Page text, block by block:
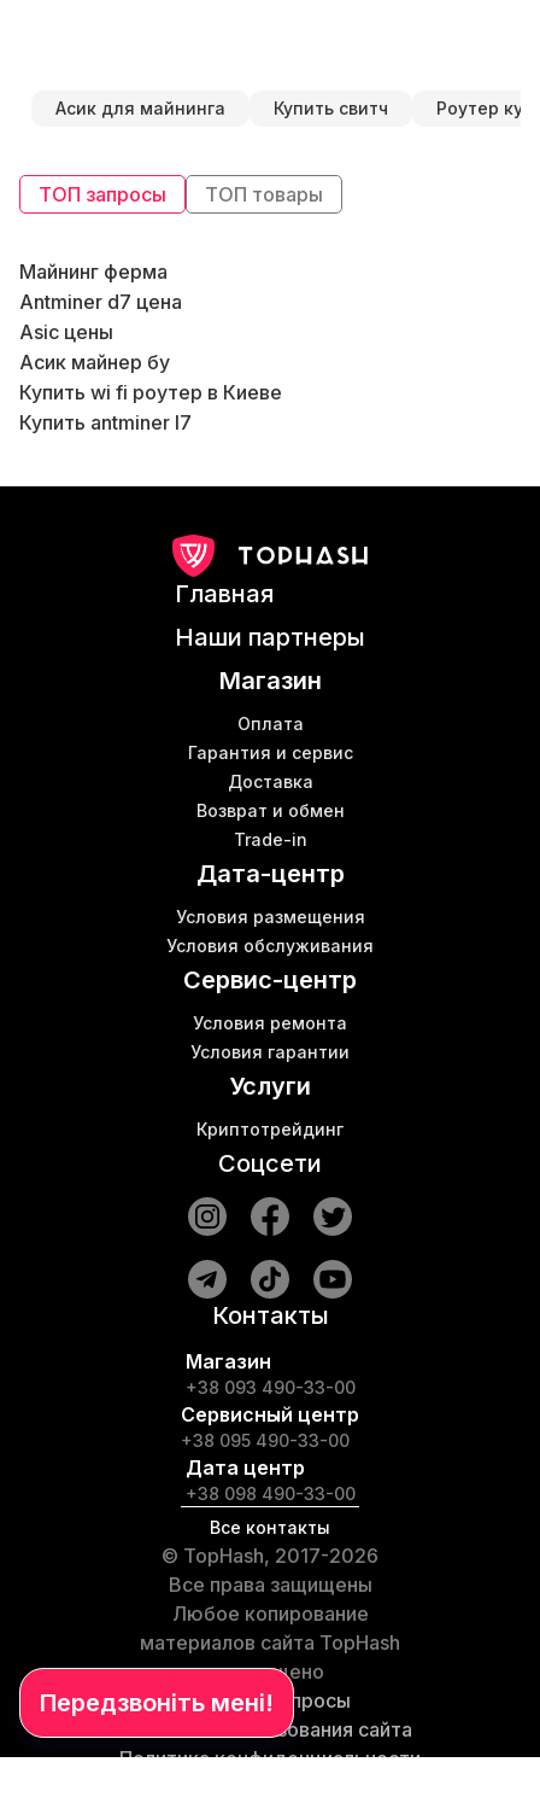
Асик для майнинга Купить свитч Роутер
ТОП запросы ТОП товары
Майнинг ферма
Antminer d7 цена
Asic цены
Асик майнер бу
Купить wi fi роутер в Киеве
Купить antminer l7
Asic s9 купить Киев
Роутер вай фай цена
Шумоизоляция для асика купить
Собрать криптоферму
Купить antminer s19
Главная
Наши партнеры
Магазин
Оплата
Гарантия и сервис
Доставка
Возврат и обмен
Trade-in
Дата-центр
Условия размещения
Условия обслуживания
Сервис-центр
Условия ремонта
Условия гарантии
Услуги
Криптотрейдинг
Соцсети
Контакты
Магазин
+38 093 490-33-00
Сервисный центр
+38 095 490-33-00
Дата центр
+38 098 490-33-00
Все контакты
© TopHash, 2017-2026
Все права защищены
Любое копирование
материалов сайта TopHash
запрещено
Частые вопросы
Условия использования сайта
Политика конфиденциальности